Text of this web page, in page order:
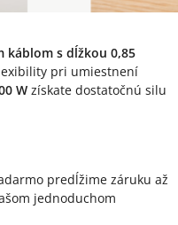
káblom s dĺžkou 0,85
pri umiestnení
W získate dostatočnú silu
predĺžime záruku až
jednoduchom